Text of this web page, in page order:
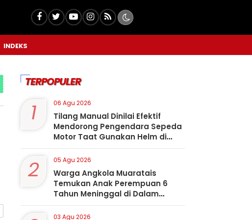
INDEKS
TERPOPULER
1 06 Agu 2026
Tilang Manual Dinilai Efektif
Mendorong Pengendara Sepeda
Motor Taat Gunakan Helm di
Kota Padangsidimpuan
2 05 Agu 2026
Warga Angkola Muaratais
Temukan Anak Perempuan 6
Tahun Meninggal di Dalam
Sumur
03 Agu 2026